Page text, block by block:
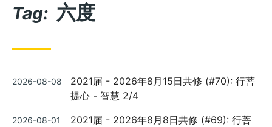
Tag: 六度
Posted
2026-08-08
2021届 - 2026年8月15日共修 (#70): 行菩
提心 - 智慧 2/4
Posted
2026-08-01
2021届 - 2026年8月8日共修 (#69): 行菩